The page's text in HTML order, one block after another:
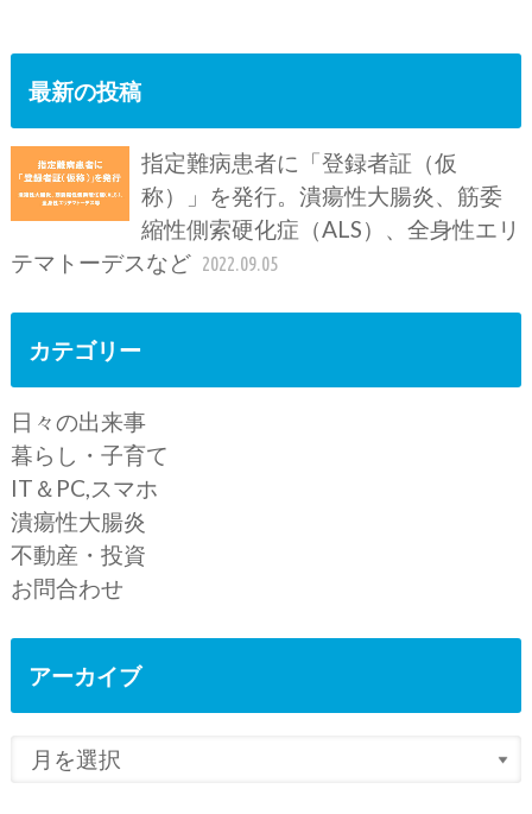
最新の投稿
指定難病患者に「登録者証（仮
称）」を発行。潰瘍性大腸炎、筋委
縮性側索硬化症（ALS）、全身性エリ
テマトーデスなど 2022.09.05
カテゴリー
日々の出来事
暮らし・子育て
IT＆PC,スマホ
潰瘍性大腸炎
不動産・投資
お問合わせ
アーカイブ